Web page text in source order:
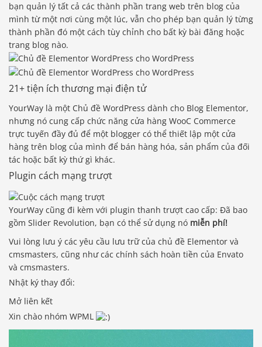
bạn quản lý tất cả các thành phần trang web trên blog của
mình từ một nơi cùng một lúc, vẫn cho phép bạn quản lý từng
thành phần đó một cách tùy chỉnh cho bất kỳ bài đăng hoặc
trang blog nào.
21+ tiện ích thương mại điện tử
YourWay là một Chủ đề WordPress dành cho Blog Elementor,
nhưng nó cung cấp chức năng cửa hàng WooC Commerce
trực tuyến đầy đủ để một blogger có thể thiết lập một cửa
hàng trên blog của mình để bán hàng hóa, sản phẩm của đối
tác hoặc bất kỳ thứ gì khác.
Plugin cách mạng trượt
YourWay cũng đi kèm với plugin thanh trượt cao cấp: Đã bao
gồm Slider Revolution, bạn có thể sử dụng nó miễn phí!
Vui lòng lưu ý các yêu cầu lưu trữ của chủ đề Elementor và
cmsmasters, cũng như các chính sách hoàn tiền của Envato
và cmsmasters.
Nhật ký thay đổi:
Mở liên kết
Xin chào nhóm WPML